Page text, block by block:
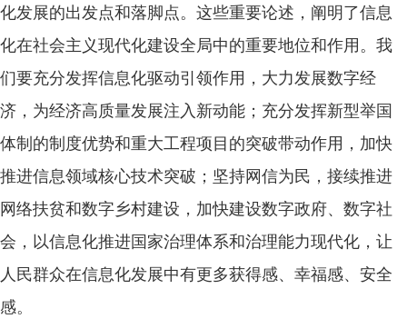
化发展的出发点和落脚点。这些重要论述，阐明了信息
化在社会主义现代化建设全局中的重要地位和作用。我
们要充分发挥信息化驱动引领作用，大力发展数字经
济，为经济高质量发展注入新动能；充分发挥新型举国
体制的制度优势和重大工程项目的突破带动作用，加快
推进信息领域核心技术突破；坚持网信为民，接续推进
网络扶贫和数字乡村建设，加快建设数字政府、数字社
会，以信息化推进国家治理体系和治理能力现代化，让
人民群众在信息化发展中有更多获得感、幸福感、安全
感。